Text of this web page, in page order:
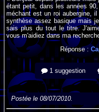
étant petit, dans les années
méchant est un roi aubergine,
synthèse assez basique mais
sais plus du tout le titre.
vous m'aidiez dans ma
Réponse :
1 suggestion
Postée le 08/07/2010.